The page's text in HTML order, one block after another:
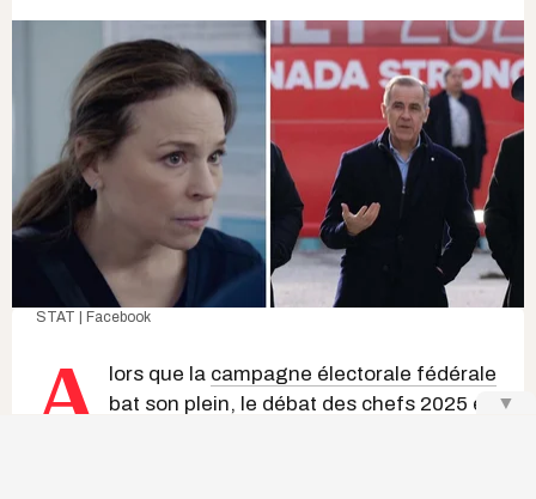
STAT | Facebook
A lors que la campagne électorale fédérale
bat son plein, le débat des chefs 2025 en
▼